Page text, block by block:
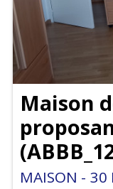
Maison
(
MAISON 30